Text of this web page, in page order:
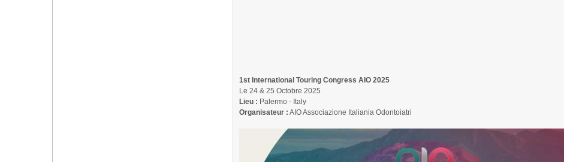
1st International Touring Congress AIO 2025
Le 24 & 25 Octobre 2025
Lieu : Palermo - Italy
Organisateur : AIO Associazione Italiania Odontoiatri